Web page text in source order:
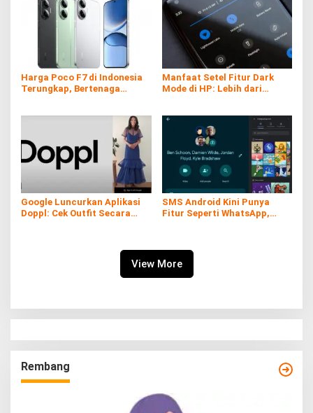
Harga Poco F7 di Indonesia
Terungkap, Bertenaga
Manfaat Setel Fitur Dark
Mode di HP: Lebih dari
Google Luncurkan Aplikasi
Doppl: Cek Outfit Secara
SMS Android Kini Punya
Fitur Seperti WhatsApp,
View More
Rembang